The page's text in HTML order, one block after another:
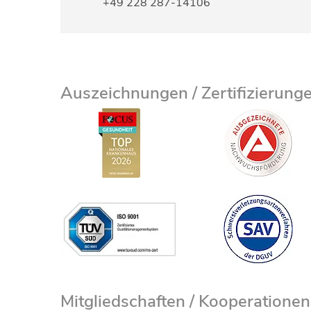
Auszeichnungen /
Mitgliedschaften / Kooperationen